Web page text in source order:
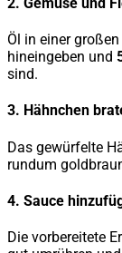
Öl in einer
hineingeben und
sind.
3. Hähnchen
Das gewürfelte
rundum
4. Sauce
Die vorbereitete